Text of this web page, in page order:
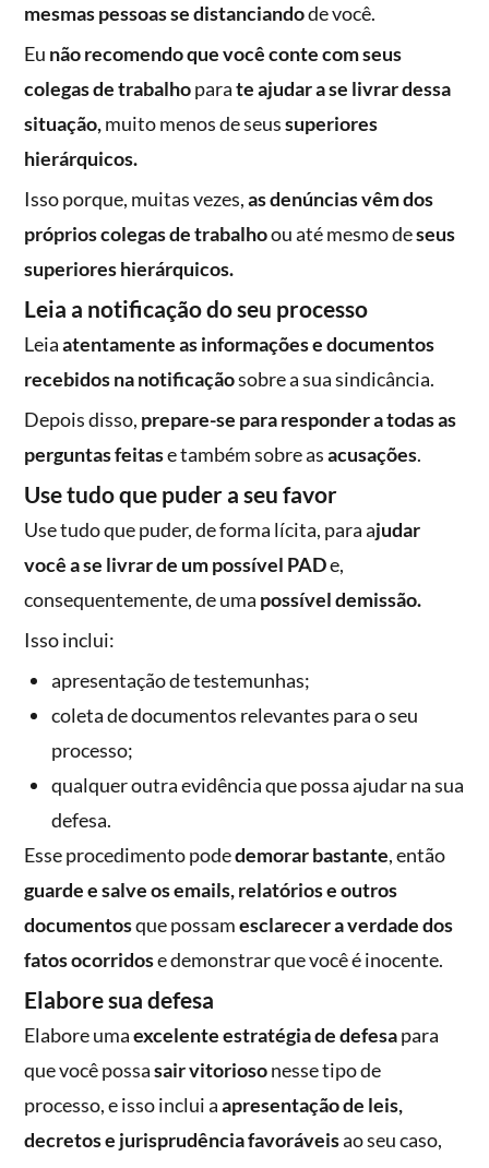
mesmas pessoas se distanciandode você.
Eu não recomendo que você conte com seus
colegas de trabalhoparate ajudar a se livrar dessa
situação,muito menos de seussuperiores
hierárquicos.
Isso porque, muitas vezes,as denúncias vêm dos
próprios colegas de trabalhoou até mesmo deseus
superiores hierárquicos.
Leia a notificação do seu processo
Leiaatentamente as informações e documentos
recebidos na notificaçãosobre a sua sindicância.
Depois disso, prepare-se para responder a todas as
perguntas feitase também sobre asacusações.
Use tudo que puder a seu favor
Use tudo que puder, de forma lícita, para ajudar
você a se livrar de um possível PADe,
consequentemente, de uma possível demissão.
Isso inclui:
apresentação de testemunhas;
coleta de documentos relevantes para o seu
processo;
qualquer outra evidência que possa ajudar na sua
defesa.
Esse procedimento podedemorar bastante, então
guarde e salve os emails, relatórios e outros
documentosque possamesclarecer a verdade dos
fatos ocorridose demonstrar que você é inocente.
Elabore sua defesa
Elabore umaexcelente estratégia de defesapara
que você possasair vitoriosonesse tipo de
processo, e isso inclui aapresentação de leis,
decretos e jurisprudência favoráveisao seu caso,